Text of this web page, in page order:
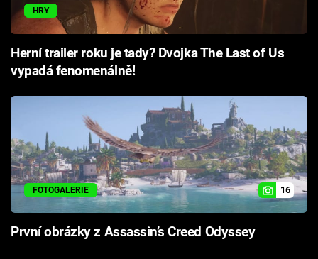
HRY
Herní trailer roku je tady? Dvojka The Last of Us
vypadá fenomenálně!
FOTOGALERIE 16
První obrázky z Assassin’s Creed Odyssey